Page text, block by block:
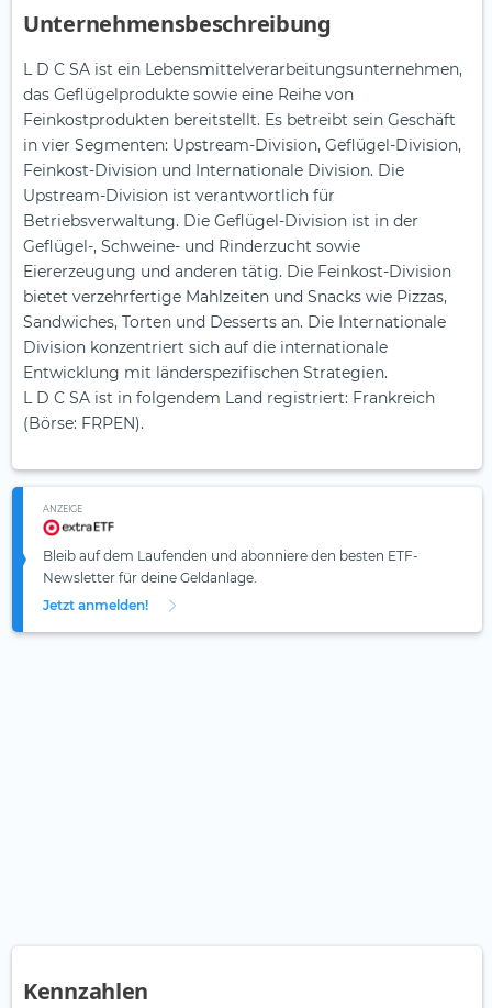
Unternehmensbeschreibung
L D C SA ist ein Lebensmittelverarbeitungsunternehmen,
das Geflügelprodukte sowie eine Reihe von
Feinkostprodukten bereitstellt. Es betreibt sein Geschäft
in vier Segmenten: Upstream-Division, Geflügel-Division,
Feinkost-Division und Internationale Division. Die
Upstream-Division ist verantwortlich für
Betriebsverwaltung. Die Geflügel-Division ist in der
Geflügel-, Schweine- und Rinderzucht sowie
Eiererzeugung und anderen tätig. Die Feinkost-Division
bietet verzehrfertige Mahlzeiten und Snacks wie Pizzas,
Sandwiches, Torten und Desserts an. Die Internationale
Division konzentriert sich auf die internationale
Entwicklung mit länder­spezifischen Strategien.
L D C SA ist in folgendem Land registriert: Frankreich
(Börse: FRPEN).
ANZEIGE
Bleib auf dem Laufenden und abonniere den besten ETF-
Newsletter für deine Geldanlage.
Jetzt anmelden!
Kennzahlen